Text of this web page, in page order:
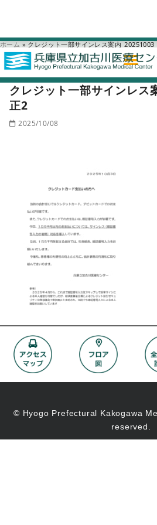
ホーム » クレジット一部サインレス案内
クレジット一部サインレス
正2
2025/10/08
© Hyogo Prefectural Kakogawa
reserved.